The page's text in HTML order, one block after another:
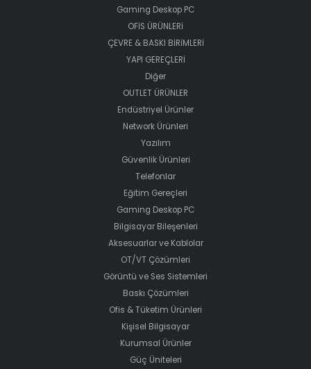
Gaming Deskop PC
OFİS ÜRÜNLERİ
ÇEVRE & BASKI BİRİMLERİ
YAPI GEREÇLERİ
Diğer
OUTLET ÜRÜNLER
Endüstriyel Ürünler
Network Ürünleri
Yazılım
Güvenlik Ürünleri
Telefonlar
Eğitim Gereçleri
Gaming Deskop PC
Bilgisayar Bileşenleri
Aksesuarlar ve Kablolar
OT/VT Çözümleri
Görüntü ve Ses Sistemleri
Baskı Çözümleri
Ofis & Tüketim Ürünleri
Kişisel Bilgisayar
Kurumsal Ürünler
Güç Üniteleri